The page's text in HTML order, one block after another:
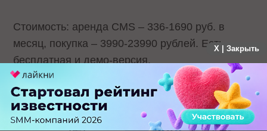
Стоимость: аренда CMS – 336-1690 руб. в
месяц, покупка – 3990-23990 рублей. Есть
бесплатная и демо-версия.
Сравнение редакций:
X | Закрыть